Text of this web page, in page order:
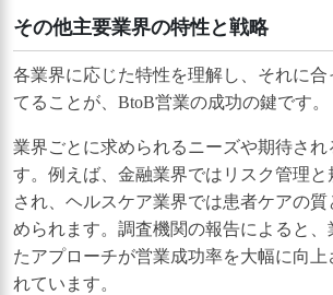
その他主要業界の特性と戦略
各業界に応じた特性を理解し、それに合
てることが、BtoB営業の成功の鍵です。
業界ごとに求められるニーズや期待され
す。例えば、金融業界ではリスク管理と
され、ヘルスケア業界では患者ケアの
められます。調査機関の報告によると
たアプローチが営業成功率を大幅に向上
れています。